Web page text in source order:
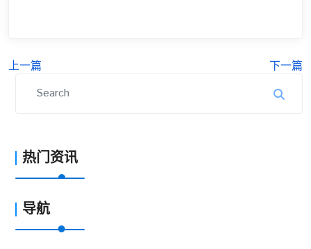
上一篇 下一篇
热门资讯
导航